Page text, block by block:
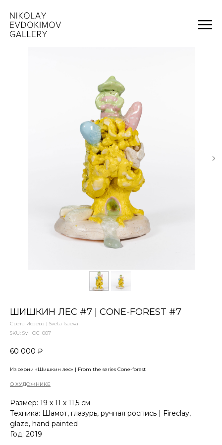
ШИШКИН ЛЕС #7 | СONE-FOREST #7
Света Исаева | Sveta Isaeva
SKU: SVI_OC_007
60 000 ₽
Из серии «Шишкин лес» | From the series Сone-forest
О ХУДОЖНИКЕ
Размер: 19 x 11 x 11,5 см
Техника: Шамот, глазурь, ручная роспись | Fireclay,
glaze, hand painted
Год: 2019